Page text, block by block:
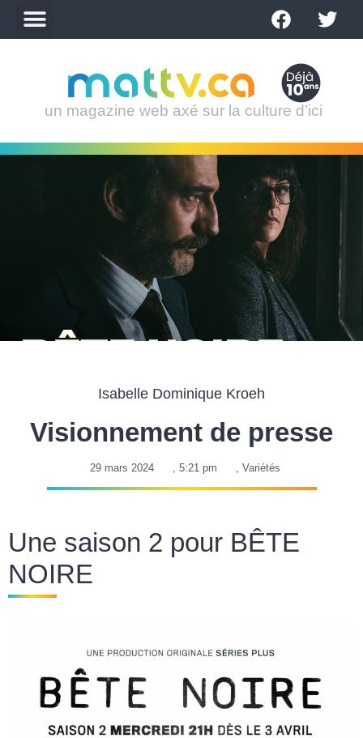
un magazine web axé sur la culture d’ici
Isabelle Dominique Kroeh
Visionnement de presse
29 mars 2024 , 5:21 pm , Variétés
Une saison 2 pour BÊTE
NOIRE